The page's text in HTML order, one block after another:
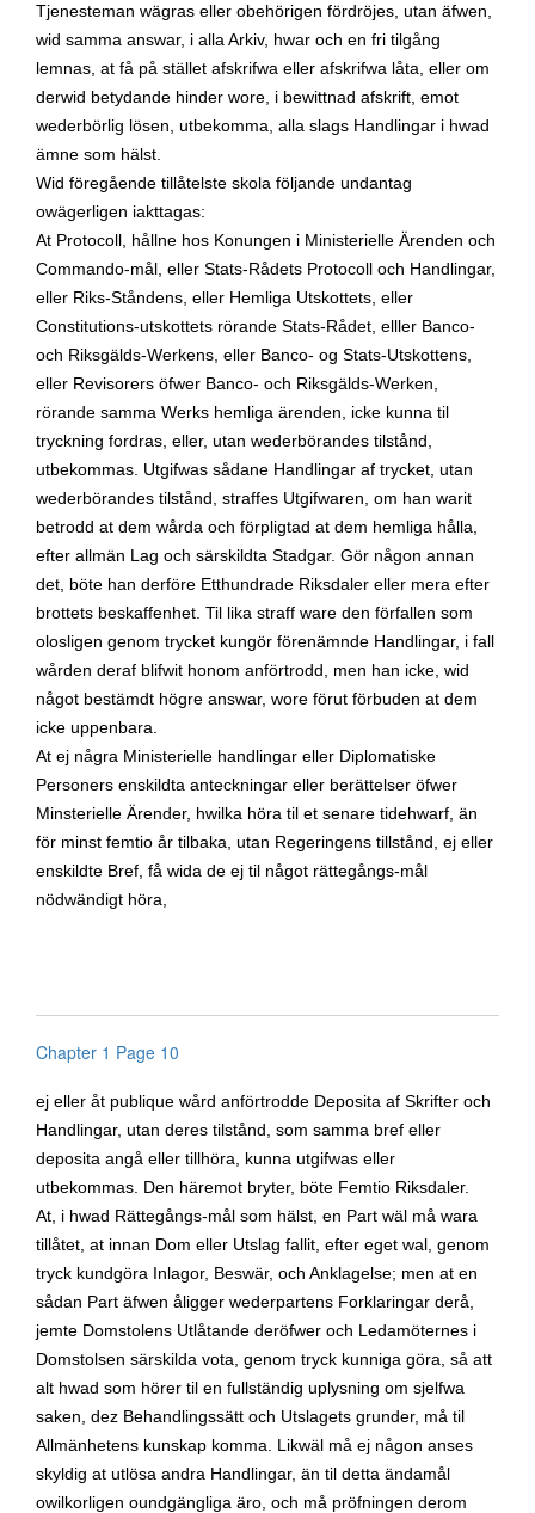
Tjenesteman wägras eller obehörigen fördröjes, utan äfwen,
wid samma answar, i alla Arkiv, hwar och en fri tilgång
lemnas, at få på stället afskrifwa eller afskrifwa låta, eller om
derwid betydande hinder wore, i bewittnad afskrift, emot
wederbörlig lösen, utbekomma, alla slags Handlingar i hwad
ämne som hälst.
Wid föregående tillåtelste skola följande undantag
owägerligen iakttagas:
At Protocoll, hållne hos Konungen i Ministerielle Ärenden och
Commando-mål, eller Stats-Rådets Protocoll och Handlingar,
eller Riks-Ståndens, eller Hemliga Utskottets, eller
Constitutions-utskottets rörande Stats-Rådet, elller Banco-
och Riksgälds-Werkens, eller Banco- og Stats-Utskottens,
eller Revisorers öfwer Banco- och Riksgälds-Werken,
rörande samma Werks hemliga ärenden, icke kunna til
tryckning fordras, eller, utan wederbörandes tilstånd,
utbekommas. Utgifwas sådane Handlingar af trycket, utan
wederbörandes tilstånd, straffes Utgifwaren, om han warit
betrodd at dem wårda och förpligtad at dem hemliga hålla,
efter allmän Lag och särskildta Stadgar. Gör någon annan
det, böte han derföre Etthundrade Riksdaler eller mera efter
brottets beskaffenhet. Til lika straff ware den förfallen som
olosligen genom trycket kungör förenämnde Handlingar, i fall
wården deraf blifwit honom anförtrodd, men han icke, wid
något bestämdt högre answar, wore förut förbuden at dem
icke uppenbara.
At ej några Ministerielle handlingar eller Diplomatiske
Personers enskildta anteckningar eller berättelser öfwer
Minsterielle Ärender, hwilka höra til et senare tidehwarf, än
för minst femtio år tilbaka, utan Regeringens tillstånd, ej eller
enskildte Bref, få wida de ej til något rättegångs-mål
nödwändigt höra,
Chapter 1 Page 10
ej eller åt publique wård anförtrodde Deposita af Skrifter och
Handlingar, utan deres tilstånd, som samma bref eller
deposita angå eller tillhöra, kunna utgifwas eller
utbekommas. Den häremot bryter, böte Femtio Riksdaler.
At, i hwad Rättegångs-mål som hälst, en Part wäl må wara
tillåtet, at innan Dom eller Utslag fallit, efter eget wal, genom
tryck kundgöra Inlagor, Beswär, och Anklagelse; men at en
sådan Part äfwen åligger wederpartens Forklaringar derå,
jemte Domstolens Utlåtande deröfwer och Ledamöternes i
Domstolsen särskilda vota, genom tryck kunniga göra, så att
alt hwad som hörer til en fullständig uplysning om sjelfwa
saken, dez Behandlingssätt och Utslagets grunder, må til
Allmänhetens kunskap komma. Likwäl må ej någon anses
skyldig at utlösa andra Handlingar, än til detta ändamål
owilkorligen oundgängliga äro, och må pröfningen derom